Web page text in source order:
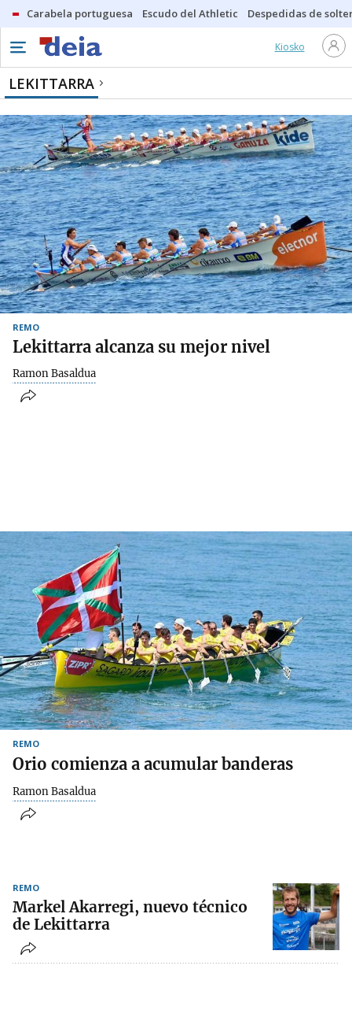
Carabela portuguesa Escudo del Athletic Despedidas de
Kiosko
LEKITTARRA
REMO
Lekittarra alcanza su mejor nivel
Ramon Basaldua
REMO
Orio comienza a acumular banderas
Ramon Basaldua
REMO
Markel Akarregi, nuevo técnico
de Lekittarra